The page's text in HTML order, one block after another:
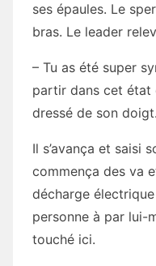
ses épaules. Le
bras. Le leader
– Tu as été super
partir dans cet état
dressé de son doigt.
Il s’avança et saisi
commença des va
décharge
personne à par lui-
touché ici.